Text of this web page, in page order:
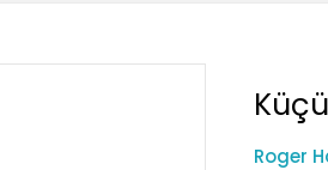
Roger